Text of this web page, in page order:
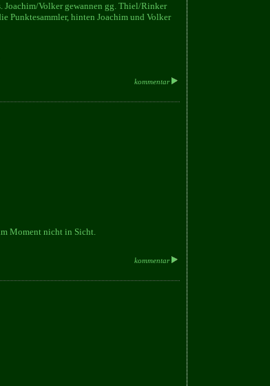
Joachim/Volker gewannen gg. Thiel/Rinker
Punktesammler, hinten Joachim und Volker
kommentar
Moment nicht in Sicht.
kommentar